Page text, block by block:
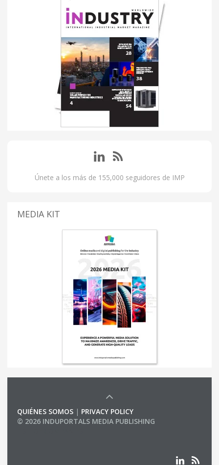
Únete a los más de 155,000 seguidores de IMP
MEDIA KIT
QUIÉNES SOMOS | PRIVACY POLICY
© 2026 INDUPORTALS MEDIA PUBLISHING